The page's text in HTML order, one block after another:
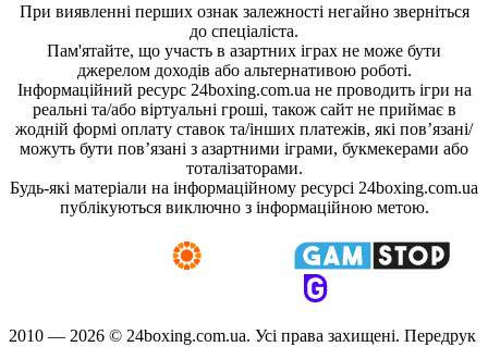
При виявленні перших ознак залежності негайно зверніться
до спеціаліста.
Пам'ятайте, що участь в азартних іграх не може бути
джерелом доходів або альтернативою роботі.
Інформаційний ресурс 24boxing.com.ua не проводить ігри на
реальні та/або віртуальні гроші, також сайт не приймає в
жодній формі оплату ставок та/інших платежів, які пов’язані/
можуть бути пов’язані з азартними іграми, букмекерами або
тоталізаторами.
Будь-які матеріали на інформаційному ресурсі 24boxing.com.ua
публікуються виключно з інформаційною метою.
2010 — 2026 © 24boxing.com.ua. Усi права захищенi. Передрук